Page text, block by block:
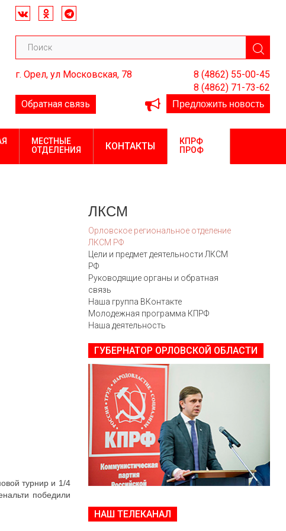
г. Орел, ул Московская, 78
Обратная связь
8 (4862) 55-00-45
8 (4862) 71-73-62
Предложить новость
МЕСТНЫЕ
ОТДЕЛЕНИЯ
КОНТАКТЫ
КПРФ
ПРОФ
турнир и 1/4
победили
ЛКСМ
Орловское региональное отделение
ЛКСМ РФ
Цели и предмет деятельности ЛКСМ
РФ
Руководящие органы и обратная
связь
Наша группа ВКонтакте
Молодежная программа КПРФ
Наша деятельность
ГУБЕРНАТОР ОРЛОВСКОЙ ОБЛАСТИ
НАШ ТЕЛЕКАНАЛ